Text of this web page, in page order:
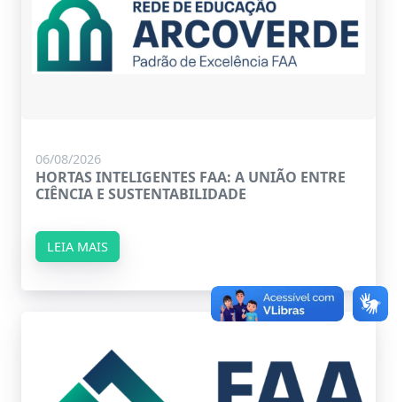
06/08/2026
HORTAS INTELIGENTES FAA: A UNIÃO ENTRE
CIÊNCIA E SUSTENTABILIDADE
LEIA MAIS